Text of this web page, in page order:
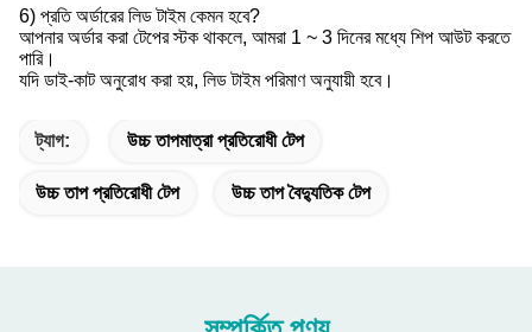
6) প্রতি অর্ডারের লিড টাইম কেমন হবে?
আপনার অর্ডার করা টেপের স্টক থাকলে, আমরা 1 ~ 3 দিনের মধ্যে শিপ আউট করতে
পারি।
যদি ডাই-কাট অনুরোধ করা হয়, লিড টাইম পরিমাণ অনুযায়ী হবে।
ট্যাগ: উচ্চ তাপমাত্রা প্রতিরোধী টেপ
উচ্চ তাপ প্রতিরোধী টেপ উচ্চ তাপ বৈদ্যুতিক টেপ